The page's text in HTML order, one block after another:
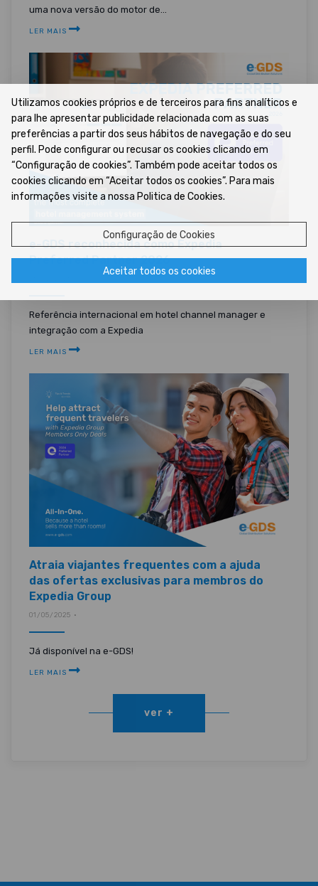
uma nova versão do motor de...
LER MAIS
e-GDS reconhecida como Expedia
Preferred Partner 2026
Referência internacional em hotel channel manager e
integração com a Expedia
LER MAIS
Atraia viajantes frequentes com a ajuda
das ofertas exclusivas para membros do
Expedia Group
01/05/2025 •
Já disponível na e-GDS!
LER MAIS
ver +
Utilizamos cookies próprios e de terceiros para fins analíticos e
para lhe apresentar publicidade relacionada com as suas
preferências a partir dos seus hábitos de navegação e do seu
perfil. Pode configurar ou recusar os cookies clicando em
“Configuração de cookies”. Também pode aceitar todos os
cookies clicando em “Aceitar todos os cookies”. Para mais
informações visite a nossa Politica de Cookies.
Configuração de Cookies
Aceitar todos os cookies